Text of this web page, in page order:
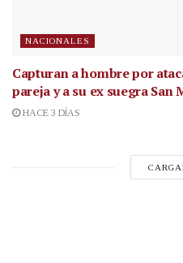
NACIONALES
Capturan a hombre por
pareja y a su ex suegra San
HACE 3 DÍAS